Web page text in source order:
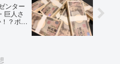
ンター
巨人さ
？ポス